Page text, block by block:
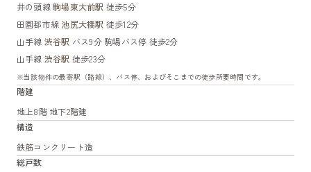
井の頭線駒場東大前駅 徒歩5分
田園都市線 池尻大橋駅 徒歩12分
山手線 渋谷駅 バス9分 駒場バス停 徒歩2分
山手線 渋谷駅 徒歩23分
※当該物件の最寄駅（路線）、バス停、およびそこまでの徒歩所要時間です。
階建
地上8階 地下2階建
構造
鉄筋コンクリート造
総戸数